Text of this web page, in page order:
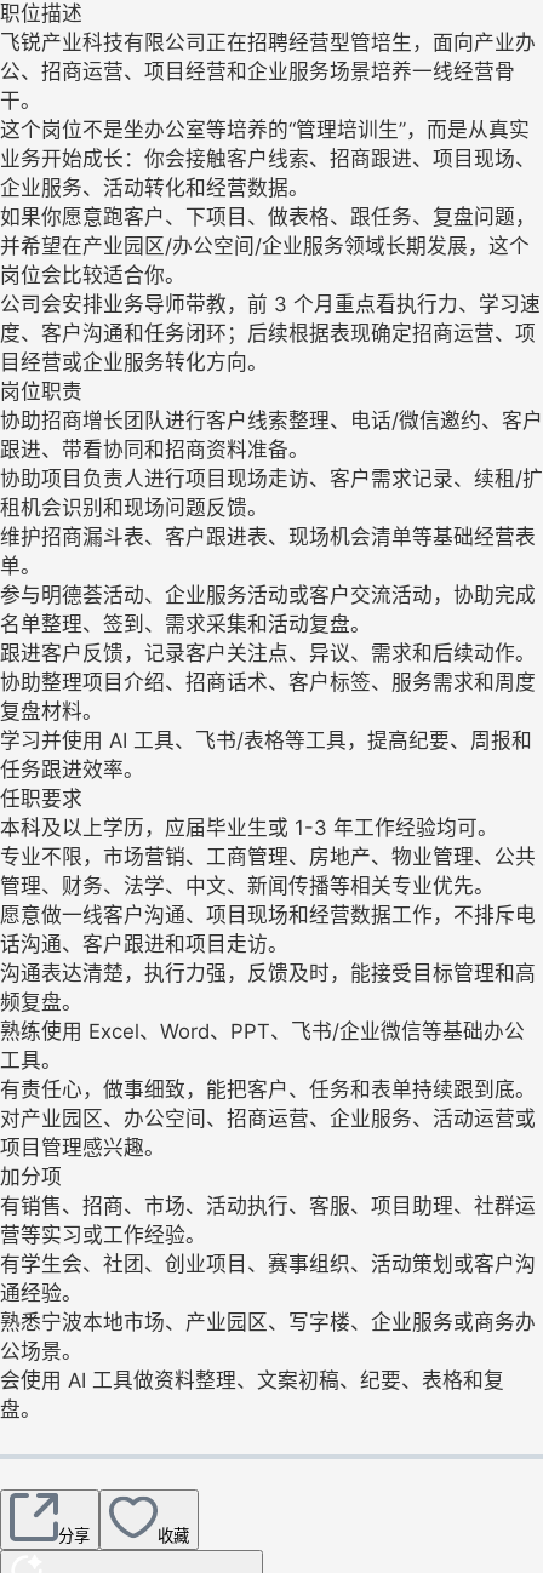
职位描述
飞锐产业科技有限公司正在招聘经营型管培生，面向产业办
公、招商运营、项目经营和企业服务场景培养一线经营骨
干。
这个岗位不是坐办公室等培养的“管理培训生”，而是从真实
业务开始成长：你会接触客户线索、招商跟进、项目现场、
企业服务、活动转化和经营数据。
如果你愿意跑客户、下项目、做表格、跟任务、复盘问题，
并希望在产业园区/办公空间/企业服务领域长期发展，这个
岗位会比较适合你。
公司会安排业务导师带教，前 3 个月重点看执行力、学习速
度、客户沟通和任务闭环；后续根据表现确定招商运营、项
目经营或企业服务转化方向。
岗位职责
协助招商增长团队进行客户线索整理、电话/微信邀约、客户
跟进、带看协同和招商资料准备。
协助项目负责人进行项目现场走访、客户需求记录、续租/扩
租机会识别和现场问题反馈。
维护招商漏斗表、客户跟进表、现场机会清单等基础经营表
单。
参与明德荟活动、企业服务活动或客户交流活动，协助完成
名单整理、签到、需求采集和活动复盘。
跟进客户反馈，记录客户关注点、异议、需求和后续动作。
协助整理项目介绍、招商话术、客户标签、服务需求和周度
复盘材料。
学习并使用 AI 工具、飞书/表格等工具，提高纪要、周报和
任务跟进效率。
任职要求
本科及以上学历，应届毕业生或 1-3 年工作经验均可。
专业不限，市场营销、工商管理、房地产、物业管理、公共
管理、财务、法学、中文、新闻传播等相关专业优先。
愿意做一线客户沟通、项目现场和经营数据工作，不排斥电
话沟通、客户跟进和项目走访。
沟通表达清楚，执行力强，反馈及时，能接受目标管理和高
频复盘。
熟练使用 Excel、Word、PPT、飞书/企业微信等基础办公
工具。
有责任心，做事细致，能把客户、任务和表单持续跟到底。
对产业园区、办公空间、招商运营、企业服务、活动运营或
项目管理感兴趣。
加分项
有销售、招商、市场、活动执行、客服、项目助理、社群运
营等实习或工作经验。
有学生会、社团、创业项目、赛事组织、活动策划或客户沟
通经验。
熟悉宁波本地市场、产业园区、写字楼、企业服务或商务办
公场景。
会使用 AI 工具做资料整理、文案初稿、纪要、表格和复
盘。
分享 收藏